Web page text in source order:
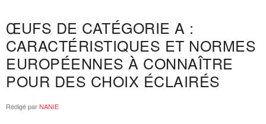
ŒUFS DE CATÉGORIE A :
CARACTÉRISTIQUES ET NORMES
EUROPÉENNES À CONNAÎTRE
POUR DES CHOIX ÉCLAIRÉS
Rédigé parNANIE